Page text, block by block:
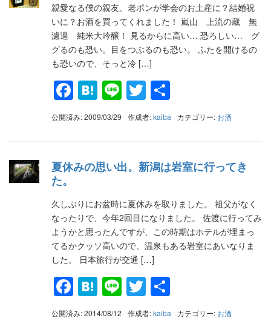
親愛なる僕の親友、老ポンが学会のお土産に？結婚祝
いに？お酒を買ってくれました！ 嵐山 上流の蔵 無
濾過 純米大吟醸！ 見るからに高い… 恐ろしい… グ
グるのも恐い。目をつぶるのも恐い。 ふたを開けるの
も恐いので、そっと冷 […]
Facebook
Hatena
LineTwitter
有
公開済み: 2009/03/29 作成者:kaiba カテゴリー: お酒
夏休みの思い出。新潟は岩室に行ってき
た。
久しぶりにお盆時に夏休みを取りました。 祖父がなく
なったりで、今年2回目になりました。 佐渡に行ってみ
ようかと思ったんですが、この時期はホテルが埋まっ
てるかクッソ高いので、温泉もある岩室にあいなりま
した。 日本旅行が交通 […]
Facebook
Hatena
LineTwitter
有
公開済み: 2014/08/12 作成者:kaiba カテゴリー: お酒